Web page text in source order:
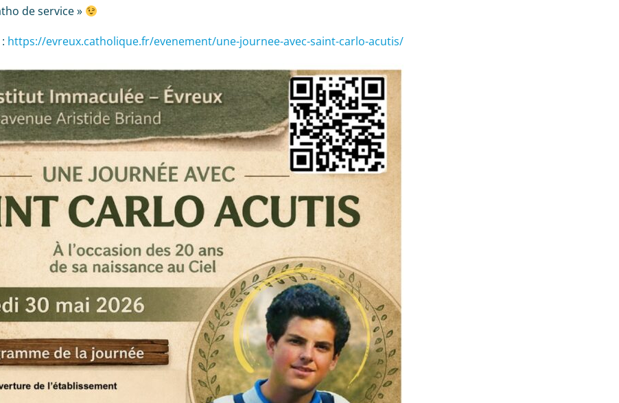
de service »
https://evreux.catholique.fr/evenement/une-journee-avec-saint-carlo-acutis/